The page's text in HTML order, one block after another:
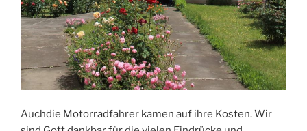
Auchdie Motorradfahrer kamen auf ihre Kosten. Wir